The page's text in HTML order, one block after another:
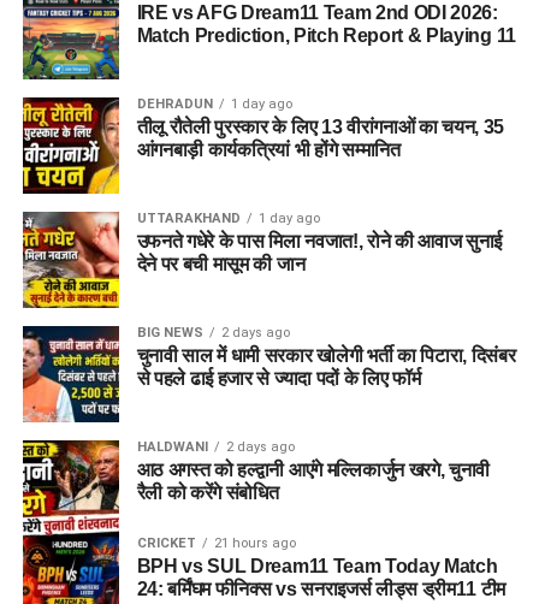
IRE vs AFG Dream11 Team 2nd ODI 2026:
Match Prediction, Pitch Report & Playing 11
DEHRADUN 1 day ago
तीलू रौतेली पुरस्कार के लिए 13 वीरांगनाओं का चयन, 35
आंगनबाड़ी कार्यकत्रियां भी होंगे सम्मानित
UTTARAKHAND 1 day ago
उफनते गधेरे के पास मिला नवजात!, रोने की आवाज सुनाई
देने पर बची मासूम की जान
BIG NEWS 2 days ago
चुनावी साल में धामी सरकार खोलेगी भर्ती का पिटारा, दिसंबर
से पहले ढाई हजार से ज्यादा पदों के लिए फॉर्म
HALDWANI 2 days ago
आठ अगस्त को हल्द्वानी आएंगे मल्लिकार्जुन खरगे, चुनावी
रैली को करेंगे संबोधित
CRICKET 21 hours ago
BPH vs SUL Dream11 Team Today Match
24: बर्मिंघम फीनिक्स vs सनराइजर्स लीड्स ड्रीम11 टीम